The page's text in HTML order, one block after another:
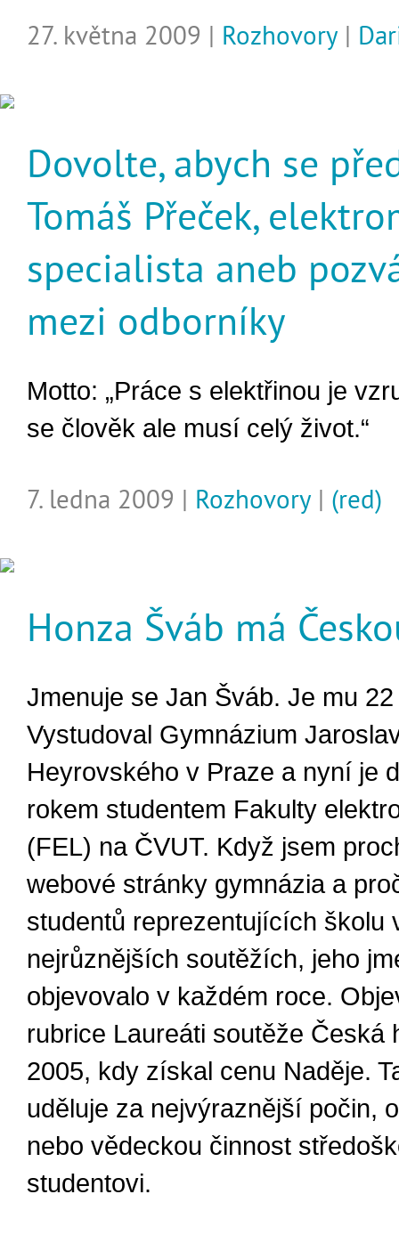
27. května 2009 | Rozhovory|
Dovolte, abych se
Tomáš Přeček,
specialista aneb
mezi odborníky
Motto: „Práce s elektřinou je
se člověk ale musí celý život.“
7. ledna 2009 | Rozhovory| (red)
Honza Šváb má
Jmenuje se Jan Šváb. Je mu 22
Vystudoval Gymnázium
Heyrovského v Praze a nyní je
rokem studentem Fakulty
(FEL) na ČVUT. Když jsem
webové stránky gymnázia a
studentů reprezentujících školu
nejrůznějších soutěžích, jeho
objevovalo v každém roce.
rubrice Laureáti soutěže Česká
2005, kdy získal cenu Naděje.
uděluje za nejvýraznější počin,
nebo vědeckou činnost
studentovi.